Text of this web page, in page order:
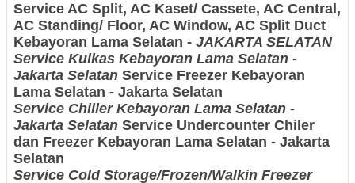
Service AC Split, AC Kaset/ Cassete, AC Central,
AC Standing/ Floor, AC Window, AC Split Duct
Kebayoran Lama Selatan - JAKARTA SELATAN
Service Kulkas Kebayoran Lama Selatan -
Jakarta Selatan Service Freezer Kebayoran
Lama Selatan - Jakarta Selatan
Service Chiller Kebayoran Lama Selatan -
Jakarta Selatan Service Undercounter Chiler
dan Freezer Kebayoran Lama Selatan - Jakarta
Selatan
Service Cold Storage/Frozen/Walkin Freezer